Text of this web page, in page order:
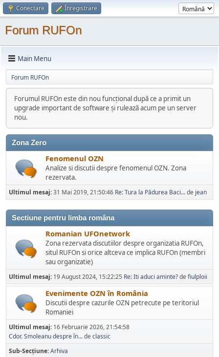
Conectare Înregistrare
Forum RUFOn
Main Menu
Forum RUFOn
Forumul RUFOn este din nou funcțional după ce a primit un
upgrade important de software și rulează acum pe un server
nou.
Zona Zero
Fenomenul OZN
Analize si discutii despre fenomenul OZN. Zona
rezervata.
Ultimul mesaj:31 Mai 2019, 21:50:46 Re: Tura la Pădurea Baci...de jean
Sectiune pentru limba româna
Romanian UFOnetwork
Zona rezervata discutiilor despre organizatia RUFOn,
situl RUFOn si orice altceva ce implica RUFOn (membri
sau organizatie)
Ultimul mesaj: 19 August 2024, 15:22:25 Re: Iti aduci aminte?de fiulploii
Evenimente OZN în România
Discutii despre cazurile OZN petrecute pe teritoriul
Romaniei
Ultimul mesaj: 16 Februarie 2026, 21:54:58
Cdor. Smoleanu despre în...de classic
Sub-Secțiune Arhiva